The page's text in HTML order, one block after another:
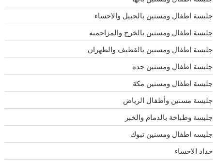
جليسة اطفال ومسنين بالجبيل والاحساء
جليسة اطفال ومسنين بالخرج والمزاحميه
جليسة اطفال ومسنين بالقطيف والظهران
جليسة اطفال ومسنين جده
جليسة اطفال ومسنين مكة
جليسة مسنين وأطفال الرياض
جليسة وطباخة بالدمام والخبر
جليسه اطفال ومسنين تبوك
حداد الاحساء